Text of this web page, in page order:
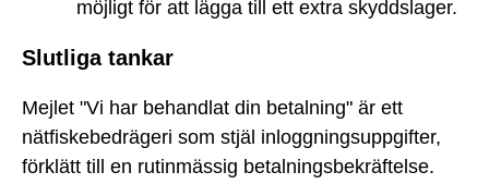
möjligt för att lägga till ett extra skyddslager.
Slutliga tankar
Mejlet "Vi har behandlat din betalning" är ett
nätfiskebedrägeri som stjäl inloggningsuppgifter,
förklätt till en rutinmässig betalningsbekräftelse.